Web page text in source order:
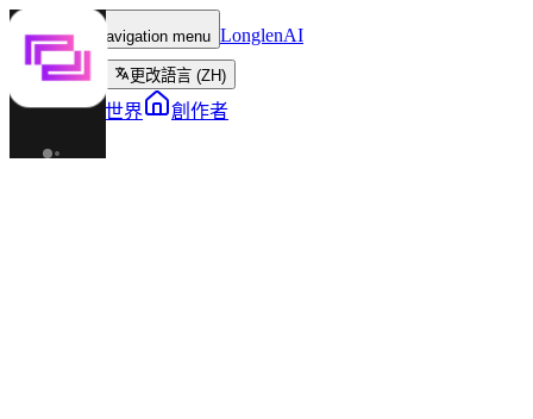
Toggle navigation menu LonglenAI
更改語言 (ZH)
角色 世界 創作者